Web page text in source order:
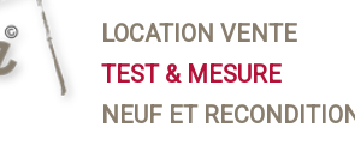
LOCATION VENTE
TEST & MESURE
NEUF ET